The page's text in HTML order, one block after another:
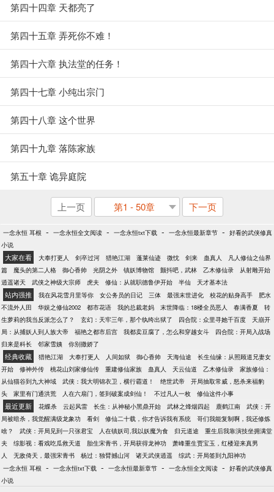
第四十四章 天都亮了
第四十五章 弄死你不难！
第四十六章 执法堂的任务！
第四十七章 小纯出宗门
第四十八章 这个世界
第四十九章 落陈家族
第五十章 诡异庭院
上一页 第1 - 50章 下一页
一念永恒 耳根 - 一念永恒全文阅读 - 一念永恒txt下载 - 一念永恒最新章节 - 好看的武侠修真
小说
大家在看 大奉打更人 剑卒过河 猎艳江湖 蓬莱仙迹 微忱 剑来 蛊真人
凡人修仙之仙界
篇
魔头的第二人格 御心香帅 光阴之外 镇妖博物馆 颤抖吧，武林 乙木修仙录
从射雕开始
逍遥诸天
武侠之神级大宗师 虎夫 修仙：从就职德鲁伊开始 半仙 天才基本法
站内强推 我在风花雪月里等你 女公务员的日记 三体 最强末世进化 校花的贴身高手
肥水
不流外人田
华娱之修仙2002 都市花语 我的总裁老妈 末世降临：18楼全员恶人 春满香夏
转
生萝莉的我当反派怎么了？
玄幻：天牢三年，那个纨绔出狱了 四合院：众里寻她千百度
天崩开
局：从捕妖人到人族大帝
福艳之都市后宫 我都卖豆腐了，怎么和穿越女斗
四合院：开局入战场
归来是科长
邻家雪姨 你别撒娇了
经典收藏 猎艳江湖 大奉打更人 人间如狱 御心香帅 天海仙途
长生仙缘：从照顾道兄妻女
开始
修神外传 桃花山刘家修仙传 重建修仙家族 蛊真人 天云仙道 乙木修仙录
家族修仙：
从仙猫谷到九大神域
武侠：我大明锦衣卫，横行霸道！ 绝世武帝
开局抽取常威，怒杀来福豹
头
家里有门通洪荒 人在六扇门，签到破案成剑仙！ 不过凡人一枚 修仙这件小事
最近更新 花蝶杀 云起风雷 长生：从神秘小黑鼎开始 武林之烽烟四起 鹿鹤江南
武侠：开
局被暗杀，我觉醒满级龙象功
看剑 修仙二十载，你才告诉我有系统
哥们我能复制啊，我还修炼
啥？
武侠：开局见到一只张君宝 人在镇妖司,我以妖魔为食 归元道途
重生后我靠演技坐拥满堂
夫
综影视：看戏吃瓜救天道 胎生宋青书，开局获得龙神功
萧峰重生贾宝玉，红楼迎来真男
人
无敌倚天，最强宋青书 杨过：独臂撼山河 诸天武侠逍遥
综武：开局签到九阳神功
一念永恒 耳根 - 一念永恒txt下载 - 一念永恒最新章节 - 一念永恒全文阅读 - 好看的武侠修真
小说